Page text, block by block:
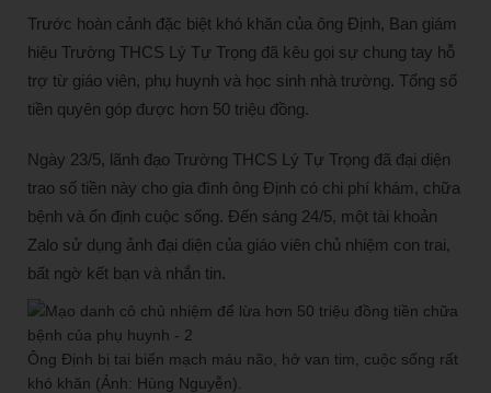
Trước hoàn cảnh đặc biệt khó khăn của ông Định, Ban giám
hiệu Trường THCS Lý Tự Trọng đã kêu gọi sự chung tay hỗ
trợ từ giáo viên, phụ huynh và học sinh nhà trường. Tổng số
tiền quyên góp được hơn 50 triệu đồng.
Ngày 23/5, lãnh đạo Trường THCS Lý Tự Trọng đã đại diện
trao số tiền này cho gia đình ông Định có chi phí khám, chữa
bệnh và ổn định cuộc sống. Đến sáng 24/5, một tài khoản
Zalo sử dụng ảnh đại diện của giáo viên chủ nhiệm con trai,
bất ngờ kết bạn và nhắn tin.
Ông Định bị tai biến mạch máu não, hở van tim, cuộc sống rất
khó khăn (Ảnh: Hùng Nguyễn).